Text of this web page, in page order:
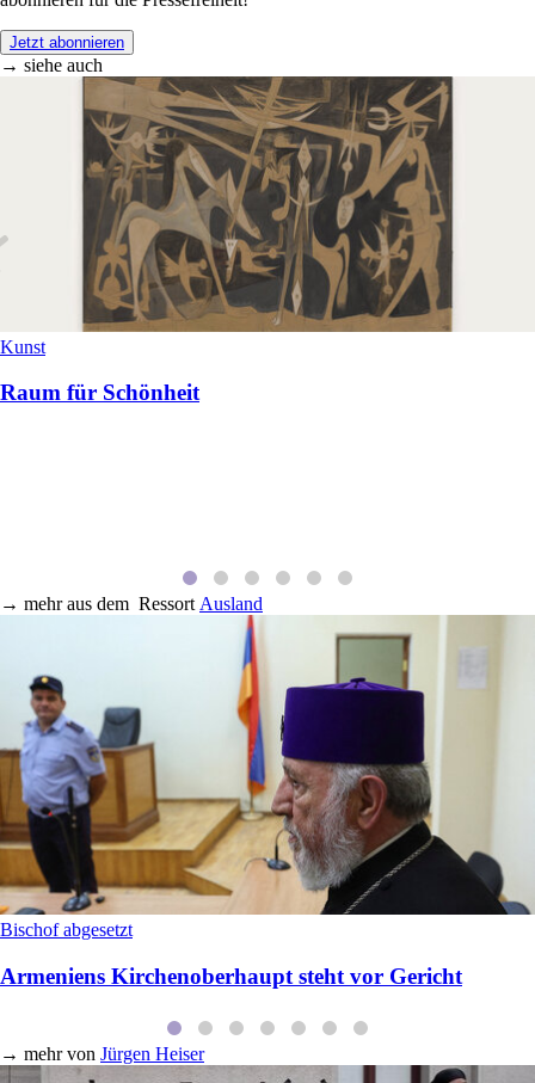
Jetzt abonnieren
→ siehe auch
Kunst
Raum für Schönheit
→ mehr aus dem Ressort Ausland
Bischof abgesetzt
Armeniens Kirchenoberhaupt steht vor Gericht
→ mehr von Jürgen Heiser